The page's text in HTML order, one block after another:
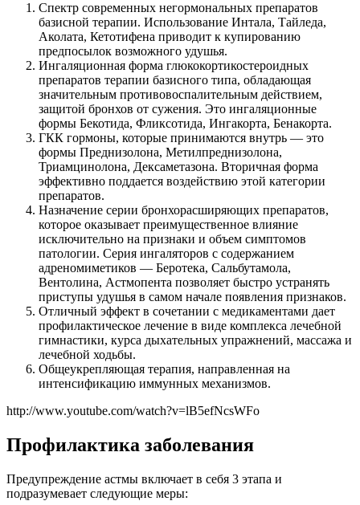
Спектр современных негормональных препаратов
базисной терапии. Использование Интала, Тайледа,
Аколата, Кетотифена приводит к купированию
предпосылок возможного удушья.
Ингаляционная форма глюкокортикостероидных
препаратов терапии базисного типа, обладающая
значительным противовоспалительным действием,
защитой бронхов от сужения. Это ингаляционные
формы Бекотида, Фликсотида, Ингакорта, Бенакорта.
ГКК гормоны, которые принимаются внутрь — это
формы Преднизолона, Метилпреднизолона,
Триамцинолона, Дексаметазона. Вторичная форма
эффективно поддается воздействию этой категории
препаратов.
Назначение серии бронхорасширяющих препаратов,
которое оказывает преимущественное влияние
исключительно на признаки и объем симптомов
патологии. Серия ингаляторов с содержанием
адреномиметиков — Беротека, Сальбутамола,
Вентолина, Астмопента позволяет быстро устранять
приступы удушья в самом начале появления признаков.
Отличный эффект в сочетании с медикаментами дает
профилактическое лечение в виде комплекса лечебной
гимнастики, курса дыхательных упражнений, массажа и
лечебной ходьбы.
Общеукрепляющая терапия, направленная на
интенсификацию иммунных механизмов.
http://www.youtube.com/watch?v=lB5efNcsWFo
Профилактика заболевания
Предупреждение астмы включает в себя 3 этапа и
подразумевает следующие меры: